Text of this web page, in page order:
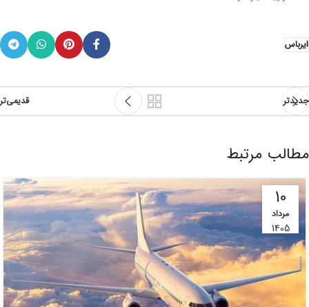
ایرباس
جدیدتر قدیمی‌تر
مطالب مرتبط
10
مرداد
1405